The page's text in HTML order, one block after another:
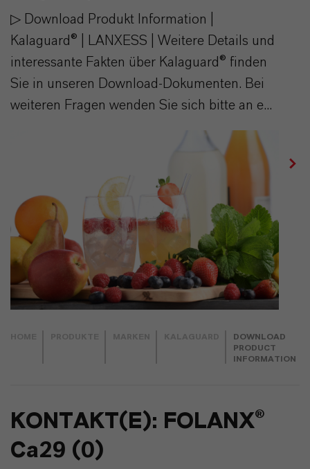
▷ Download Produkt Information |
Kalaguard® | LANXESS | Weitere Details und
interessante Fakten über Kalaguard® finden
Sie in unseren Download-Dokumenten. Bei
weiteren Fragen wenden Sie sich bitte an e...
DOWNLOAD
PRODUCT
INFORMATION
KONTAKT(E): FOLANX®
Ca29 (0)